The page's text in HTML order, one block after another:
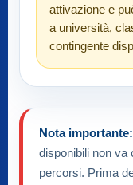
attivazione e
a università,
contingente
Nota importante:
disponibili non va
percorsi. Prima